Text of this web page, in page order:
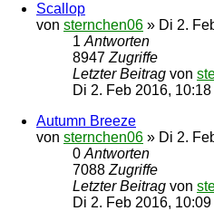
Scallop
von sternchen06 » Di 2.
1 Antworten
8947 Zugriffe
Letzter Beitrag von
Di 2. Feb 2016, 10:18
Autumn Breeze
von sternchen06 » Di 2.
0 Antworten
7088 Zugriffe
Letzter Beitrag von
Di 2. Feb 2016, 10:09